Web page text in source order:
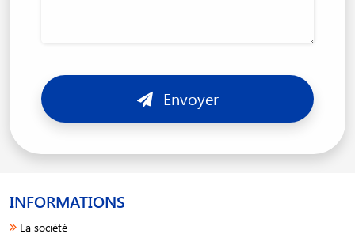
Envoyer
INFORMATIONS
La société